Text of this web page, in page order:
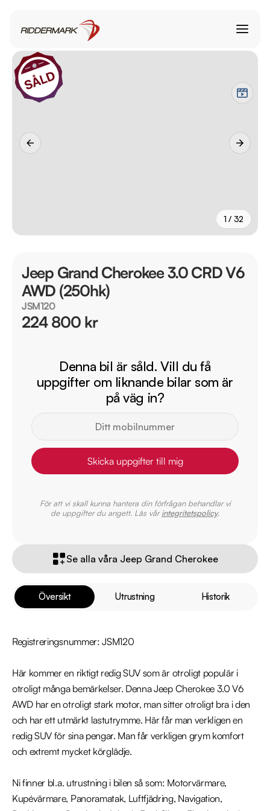
1 / 32
Översikt Utrustning Historik
Registreringsnummer: JSM120
Här kommer en riktigt redig SUV som är otroligt populär i
otroligt många bemärkelser. Denna Jeep Cherokee 3.0 V6
AWD har en otroligt stark motor, man sitter otroligt bra i den
och har ett utmärkt lastutrymme. Här får man verkligen en
redig SUV för sina pengar. Man får verkligen grym komfort
och extremt mycket körglädje.
Ni finner bl.a. utrustning i bilen så som: Motorvärmare,
Kupévärmare, Panoramatak, Luftfjädring, Navigation,
Jeep Grand Cherokee 3.0 CRD V6
AWD (250hk)
JSM120
224 800 kr
Denna bil är såld. Vill du få
uppgifter om liknande bilar som är
på väg in?
Skicka uppgifter till mig
För att vi skall kunna hantera din förfrågan behandlar vi
de uppgifter du angett. Läs vårintegritetspolicy.
Se alla våra Jeep Grand Cherokee